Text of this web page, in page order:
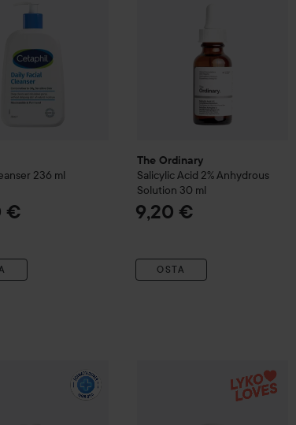
236 ml
€
The Ordinary
Salicylic Acid 2% Anhydrous
Solution 30 ml
9,20 €
OSTA
Daily Facial Moist Skin Perfecting